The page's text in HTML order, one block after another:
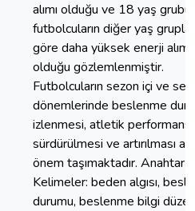
alımı olduğu ve 18 yaş
futbolcuların diğer yaş
göre daha yüksek enerji alımı
olduğu gözlemlenmiştir.
Futbolcuların sezon içi ve
dönemlerinde beslenme
izlenmesi, atletik
sürdürülmesi ve artırılması
önem taşımaktadır. Anahtar
Kelimeler: beden algısı,
durumu, beslenme bilgi